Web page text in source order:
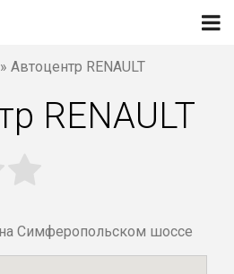
» Автоцентр RENAULT
RENAULT